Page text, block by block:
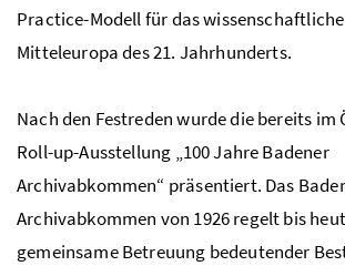
Practice-Modell für das
Mitteleuropa des 21. Jahrhunderts.
Nach den Festreden wurde die bereits im
Roll-up-Ausstellung „100 Jahre Badener
Archivabkommen“ präsentiert. Das
Archivabkommen von 1926 regelt bis
gemeinsame Betreuung bedeutender